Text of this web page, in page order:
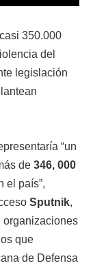
350.000
del
legislación
“un
de 346, 000
el país”,
Sputnik,
organizaciones
que
de Defensa